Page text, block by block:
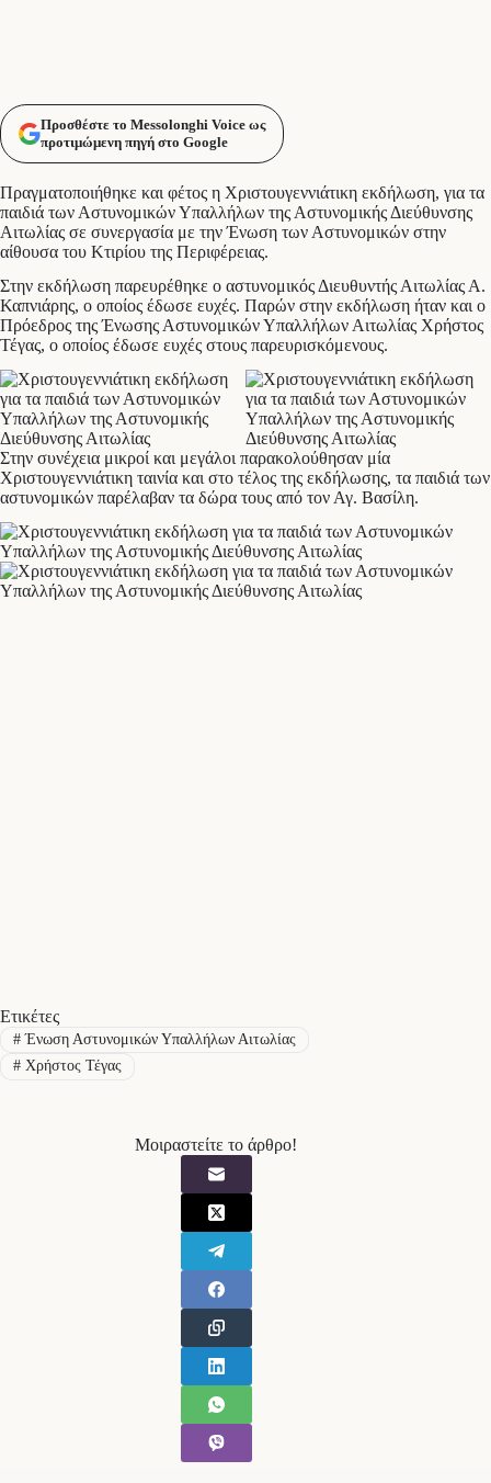
Προσθέστε το Messolonghi Voice ως
προτιμώμενη πηγή στο Google
Πραγματοποιήθηκε και φέτος η Χριστουγεννιάτικη εκδήλωση, για τα
παιδιά των Αστυνομικών Υπαλλήλων της Αστυνομικής Διεύθυνσης
Αιτωλίας σε συνεργασία με την Ένωση των Αστυνομικών στην
αίθουσα του Κτιρίου της Περιφέρειας.
Στην εκδήλωση παρευρέθηκε ο αστυνομικός Διευθυντής Αιτωλίας Α.
Καπνιάρης, ο οποίος έδωσε ευχές. Παρών στην εκδήλωση ήταν και ο
Πρόεδρος της Ένωσης Αστυνομικών Υπαλλήλων Αιτωλίας Χρήστος
Τέγας, ο οποίος έδωσε ευχές στους παρευρισκόμενους.
Στην συνέχεια μικροί και μεγάλοι παρακολούθησαν μία
Χριστουγεννιάτικη ταινία και στο τέλος της εκδήλωσης, τα παιδιά των
αστυνομικών παρέλαβαν τα δώρα τους από τον Αγ. Βασίλη.
Ετικέτες
#Ένωση Αστυνομικών Υπαλλήλων Αιτωλίας
#Χρήστος Τέγας
Μοιραστείτε το άρθρο!